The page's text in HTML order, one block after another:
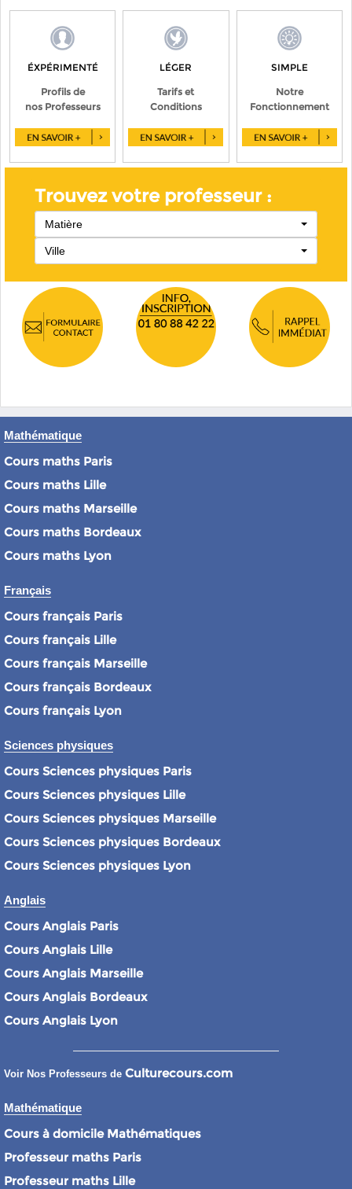
ÉXPÉRIMENTÉ
Profils de
nos Professeurs
LÉGER
Tarifs et
Conditions
SIMPLE
Notre
Fonctionnement
Trouvez votre professeur :
Matière
Ville
Mathématique
Cours maths Paris
Cours maths Lille
Cours maths Marseille
Cours maths Bordeaux
Cours maths Lyon
Français
Cours français Paris
Cours français Lille
Cours français Marseille
Cours français Bordeaux
Cours français Lyon
Sciences physiques
Cours Sciences physiques Paris
Cours Sciences physiques Lille
Cours Sciences physiques Marseille
Cours Sciences physiques Bordeaux
Cours Sciences physiques Lyon
Anglais
Cours Anglais Paris
Cours Anglais Lille
Cours Anglais Marseille
Cours Anglais Bordeaux
Cours Anglais Lyon
Voir Nos Professeurs de Culturecours.com
Mathématique
Cours à domicile Mathématiques
Professeur maths Paris
Professeur maths Lille